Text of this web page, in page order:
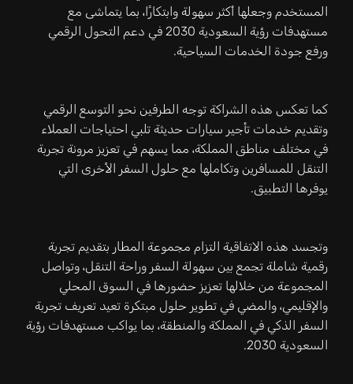
المستخدم وجعلها أكثر سهولة وابتكارًا، بما يتماشى مع
مستهدفات رؤية السعودية 2030 في دعم التحول الرقمي
ورفع جودة الخدمات السياحية.
كما تعكس هذه الشراكة توجه الطرفين نحو التوسع الرقمي
وتقديم خدمات تأجير سيارات حديثة تلبي احتياجات العملاء
في مختلف مناطق المملكة، مما يسهم في تعزيز مرونة تجربة
التنقل للمسافرين وتكاملها مع حلول السفر الأخرى التي
يوفرها التطبيق.
وتجسد هذه الاتفاقية التزام مجموعة المطار بتقديم تجربة
رقمية شاملة تجمع بين سهولة السفر وراحة التنقل، وتواصل
المجموعة من خلالها تعزيز حضورها في السوق المحلي
والإقليمي، والمضي في تطوير حلول مبتكرة تعيد تعريف تجربة
السفر الذكي في المملكة والمنطقة، بما يواكب مستهدفات رؤية
السعودية 2030.